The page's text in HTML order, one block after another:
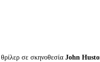
σε σκηνοθεσία John